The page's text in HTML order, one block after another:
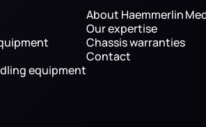
equipment
About Haemmerlin
Our expertise
Chassis warranties
Contact